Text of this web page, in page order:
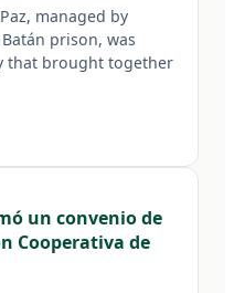
managed by
prison, was
that brought together
un convenio de
Cooperativa de